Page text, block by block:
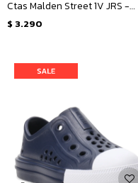
Ctas Malden Street 1V JRS -
Negro - Blanco
$ 3.290